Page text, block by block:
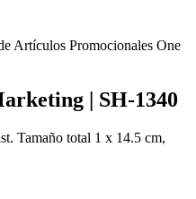
| SH-1340
Tamaño total 1 x 14.5 cm,